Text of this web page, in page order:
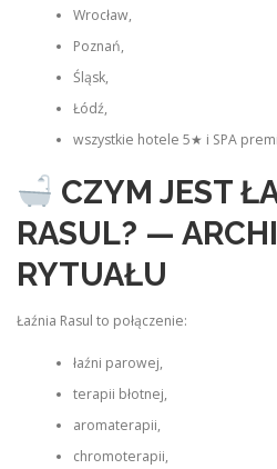
Wrocław,
Poznań,
Śląsk,
Łódź,
wszystkie hotele 5★ i SPA
CZYM JEST
RASUL? —
RYTUAŁU
Łaźnia Rasul to połączenie:
łaźni parowej,
terapii błotnej,
aromaterapii,
chromoterapii,